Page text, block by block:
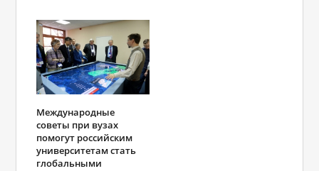
Международные
советы при вузах
помогут российским
университетам стать
глобальными